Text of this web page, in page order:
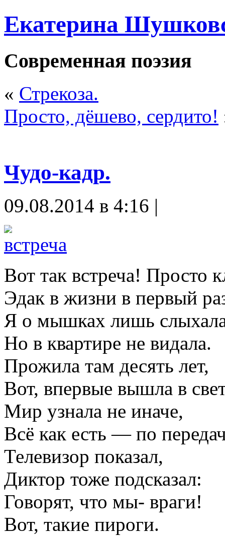
Екатерина
Современная поэзия
« Стрекоза.
Просто, дёшево, сердито!
Чудо-кадр.
09.08.2014 в 4:16 |
Вот так встреча! Просто
Эдак в жизни в первый
Я о мышках лишь
Но в квартире не видала.
Прожила там десять лет,
Вот, впервые вышла в
Мир узнала не иначе,
Всё как есть — по
Телевизор показал,
Диктор тоже подсказал:
Говорят, что мы- враги!
Вот, такие пироги.